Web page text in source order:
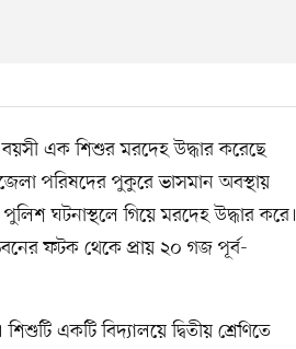
বয়সী এক শিশুর মরদেহ উদ্ধার করেছে
পরিষদের পুকুরে ভাসমান অবস্থায়
ঘটনাস্থলে গিয়ে মরদেহ উদ্ধার করে।
ফটক থেকে প্রায় ২০ গজ পূর্ব-
একটি বিদ্যালয়ে দ্বিতীয় শ্রেণিতে